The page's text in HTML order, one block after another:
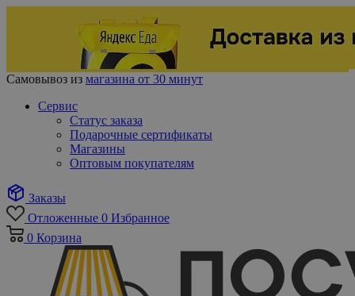
Самовывоз из магазина от 30 минут
Сервис
Статус заказа
Подарочные сертификаты
Магазины
Оптовым покупателям
Заказы
Отложенные 0 Избранное
0 Корзина